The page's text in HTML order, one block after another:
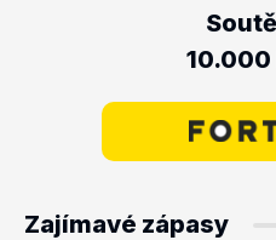
Zajímavé zápasy